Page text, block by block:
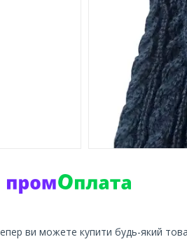
ви можете купити будь-який